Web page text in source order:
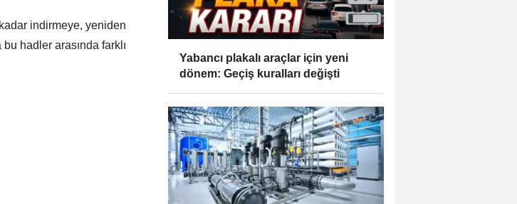
kadar indirmeye, yeniden
hadler arasında farklı
Yabancı plakalı araçlar için yeni
dönem: Geçiş kuralları değişti